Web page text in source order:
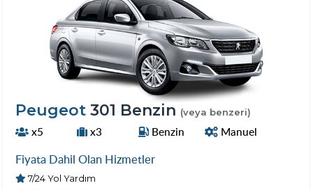
Peugeot 301 Benzin (veya benzeri)
x5 x3 Benzin Manuel
Fiyata Dahil Olan Hizmetler
7/24 Yol Yardım